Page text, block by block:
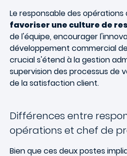
Le responsable des
favoriser une culture de
de l'équipe, encourager
développement commercial
crucial s'étend à la gestion
supervision des processus de
de la satisfaction client.
Différences entre
opérations et chef de
Bien que ces deux postes